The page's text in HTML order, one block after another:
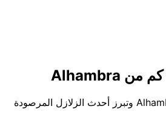
تتمركز الخريطة حول Alhambra وتبرز أحدث الزلازل المرصودة